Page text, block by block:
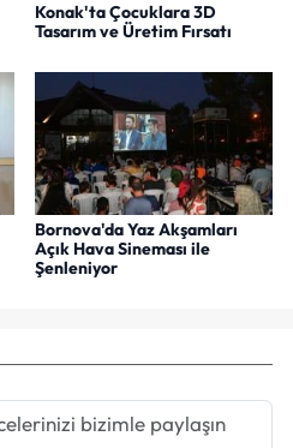
Konak'ta Çocuklara 3D
Tasarım ve Üretim Fırsatı
Bornova'da Yaz Akşamları
Açık Hava Sineması ile
Şenleniyor